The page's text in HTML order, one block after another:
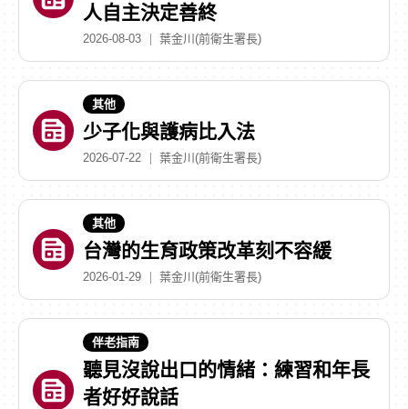
人自主決定善終
2026-08-03 葉金川(前衛生署長)
其他
少子化與護病比入法
2026-07-22 葉金川(前衛生署長)
其他
台灣的生育政策改革刻不容緩
2026-01-29 葉金川(前衛生署長)
伴老指南
聽見沒說出口的情緒：練習和年長
者好好說話